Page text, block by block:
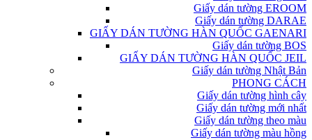
Giấy dán tường EROOM
Giấy dán tường DARAE
GIẤY DÁN TƯỜNG HÀN QUỐC GAENARI
Giấy dán tường BOS
GIẤY DÁN TƯỜNG HÀN QUỐC JEIL
Giấy dán tường Nhật Bản
PHONG CÁCH
Giấy dán tường hình cây
Giấy dán tường mới nhất
Giấy dán tường theo màu
Giấy dán tường màu hồng